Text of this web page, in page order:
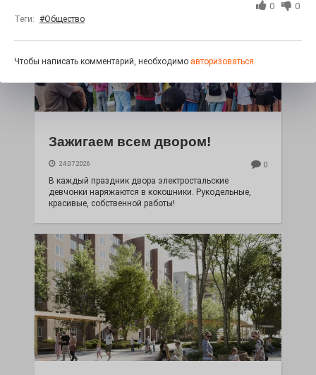
Зажигаем всем двором!
24.07.2026 0
В каждый праздник двора электростальские
девчонки наряжаются в кокошники. Рукодельные,
красивые, собственной работы!
0 0
Теги: #Общество
Чтобы написать комментарий, необходимо авторизоваться.